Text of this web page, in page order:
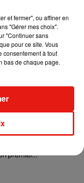
un nouvel
mondiale
premier...
et fermer", ou affiner en
"Gérer mes choix".
"Continuer sans
pour ce site. Vous
consentement à tout
bas de chaque page.